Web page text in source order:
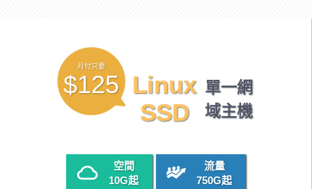
月付只要
$125 Linux
SSD
單一網
域主機
空間
10G起
流量
750G起